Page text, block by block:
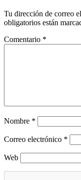
Tu dirección de correo
obligatorios están
Comentario *
Nombre *
Correo electrónico *
Web